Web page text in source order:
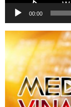
00:00